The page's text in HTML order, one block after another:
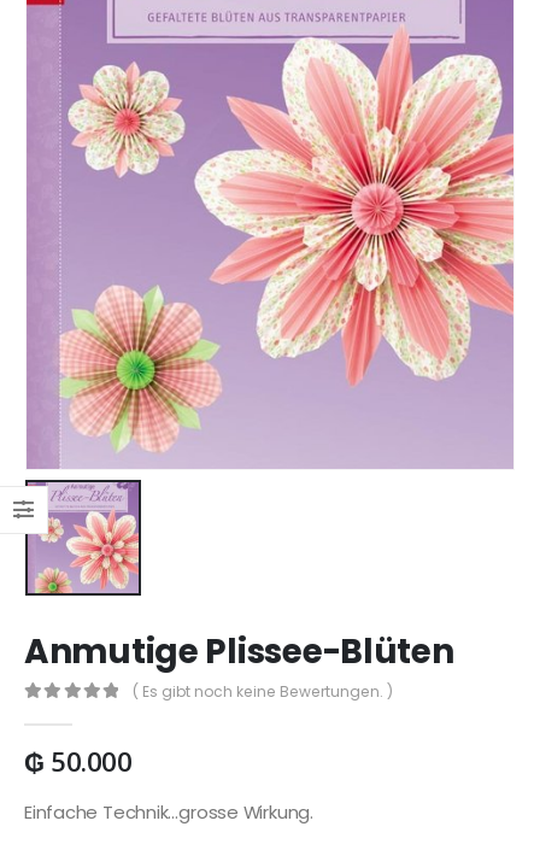
Anmutige Plissee-Blüten
( Es gibt noch keine Bewertungen. )
₲ 50.000
Einfache Technik…grosse Wirkung.